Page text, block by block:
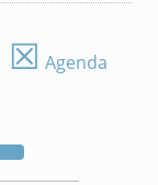
☒ Agenda